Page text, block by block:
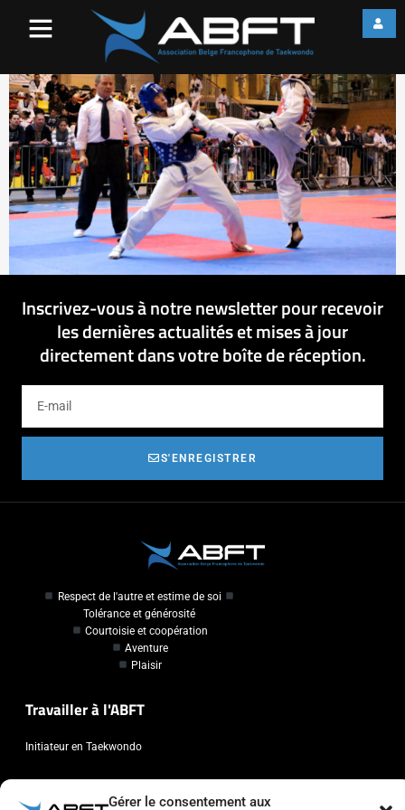
Gérer le consentement aux
Inscrivez-vous à notre newsletter pour recevoir
les dernières actualités et mises à jour
directement dans votre boîte de réception.
S'ENREGISTRER
Respect de l'autre et estime de soi
Tolérance et générosité
Courtoisie et coopération
Aventure
Plaisir
Travailler à l'ABFT
Initiateur en Taekwondo